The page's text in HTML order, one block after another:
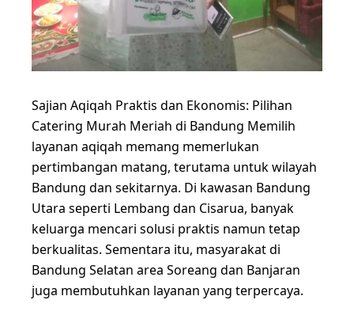
Sajian Aqiqah Praktis dan Ekonomis: Pilihan
Catering Murah Meriah di Bandung Memilih
layanan aqiqah memang memerlukan
pertimbangan matang, terutama untuk wilayah
Bandung dan sekitarnya. Di kawasan Bandung
Utara seperti Lembang dan Cisarua, banyak
keluarga mencari solusi praktis namun tetap
berkualitas. Sementara itu, masyarakat di
Bandung Selatan area Soreang dan Banjaran
juga membutuhkan layanan yang terpercaya.